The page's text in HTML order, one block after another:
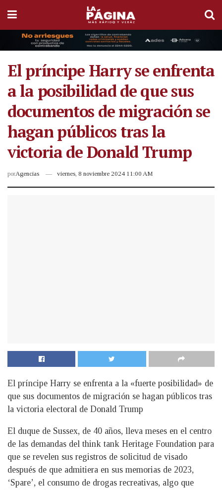
El príncipe Harry se enfrenta
a la posibilidad de que sus
documentos de migración se
hagan públicos tras la
victoria de Donald Trump
porAgencias viernes, 8 noviembre 2024 11:00 AM
El príncipe Harry se enfrenta a la «fuerte posibilidad» de
que sus documentos de migración se hagan públicos tras
la victoria electoral de Donald Trump
El duque de Sussex, de 40 años, lleva meses en el centro
de las demandas del think tank Heritage Foundation para
que se revelen sus registros de solicitud de visado
después de que admitiera en sus memorias de 2023,
‘Spare’, el consumo de drogas recreativas, algo que